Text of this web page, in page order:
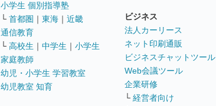
小学生 個別指導塾
└ 首都圏 ｜ 東海 ｜ 近畿
通信教育
└ 高校生 ｜ 中学生 ｜ 小学生
家庭教師
幼児・小学生 学習教室
幼児教室 知育
ビジネス
法人カーリース
ネット印刷通販
ビジネスチャットツール
Web会議ツール
企業研修
└ 経営者向け